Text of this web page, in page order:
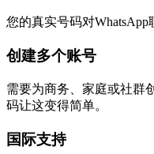
您的真实号码对WhatsApp
创建多个账号
需要为商务、家庭或社群
码让这变得简单。
国际支持